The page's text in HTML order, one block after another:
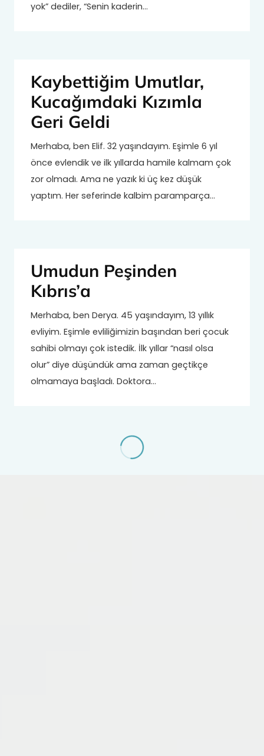
yok” dediler, “Senin kaderin…
Kaybettiğim Umutlar,
Kucağımdaki Kızımla
Geri Geldi
Merhaba, ben Elif. 32 yaşındayım. Eşimle 6 yıl
önce evlendik ve ilk yıllarda hamile kalmam çok
zor olmadı. Ama ne yazık ki üç kez düşük
yaptım. Her seferinde kalbim paramparça…
Umudun Peşinden
Kıbrıs’a
Merhaba, ben Derya. 45 yaşındayım, 13 yıllık
evliyim. Eşimle evliliğimizin başından beri çocuk
sahibi olmayı çok istedik. İlk yıllar “nasıl olsa
olur” diye düşündük ama zaman geçtikçe
olmamaya başladı. Doktora…